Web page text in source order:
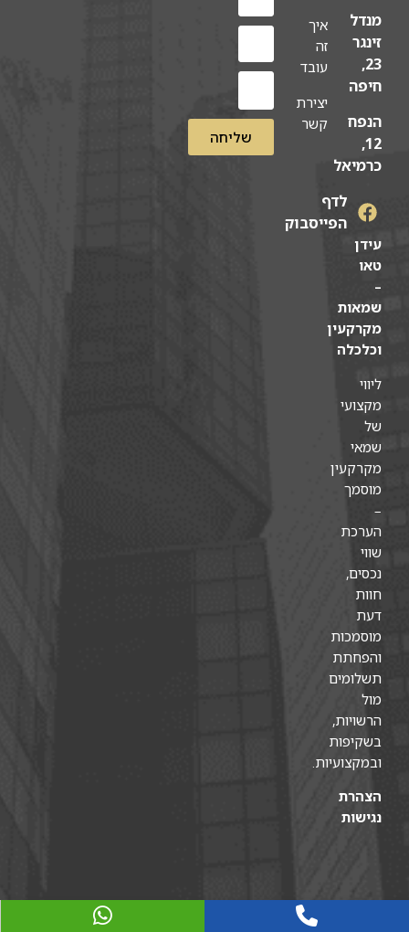
מנדל
זינגר
23,
חיפה
הנפח
12,
כרמיאל
לדף
הפייסבוק
עידן
טאו
–
שמאות
מקרקעין
וכלכלה
ליווי
מקצועי
של
שמאי
מקרקעין
מוסמך
–
הערכת
שווי
נכסים,
חוות
דעת
מוסמכות
והפחתת
תשלומים
מול
הרשויות,
בשקיפות
ובמקצועיות.
הצהרת
נגישות
איך
זה
עובד
יצירת
קשר
שליחה